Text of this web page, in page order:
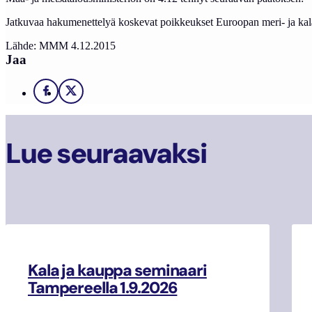
Jatkuvaa hakumenettelyä koskevat poikkeukset Euroopan meri- ja
Lähde: MMM 4.12.2015
Jaa
Facebook
X
Lue seuraavaksi
Kala ja kauppa seminaari
Tampereella 1.9.2026